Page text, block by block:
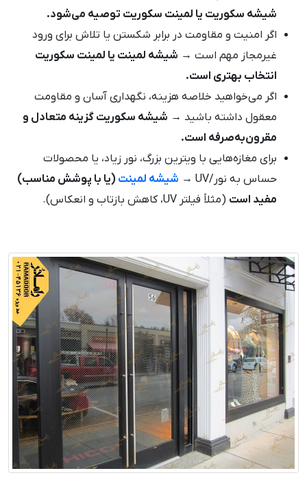
شیشه سکوریت یا لمینت سکوریت توصیه می‌شود.
اگر امنیت و مقاومت در برابر شکستن یا تلاش برای ورود
غیرمجاز مهم است → شیشه لمینت یا لمینت سکوریت
انتخاب بهتری است.
اگر می‌خواهید خلاصه هزینه، نگهداری آسان و مقاومت
معقول داشته باشید → شیشه سکوریت گزینه متعادل و
مقرون‌به‌صرفه است.
برای مغازه‌هایی با ویترین بزرگ، نور زیاد، یا محصولات
حساس به نور/UV →
شیشه لمینت (یا با پوشش مناسب)
مفید است (مثلاً فیلتر UV، کاهش بازتاب و انعکاس).